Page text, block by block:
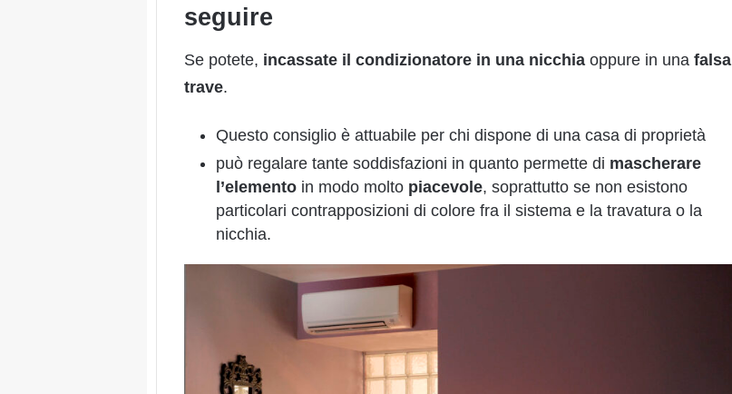
seguire
Se potete, incassate il condizionatore in una nicchia oppure in una falsa
trave.
Questo consiglio è attuabile per chi dispone di una casa di proprietà
può regalare tante soddisfazioni in quanto permette di mascherare
l’elemento in modo molto piacevole, soprattutto se non esistono
particolari contrapposizioni di colore fra il sistema e la travatura o la
nicchia.